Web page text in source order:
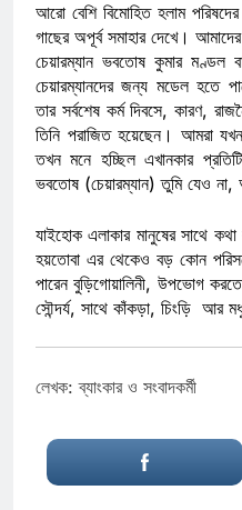
আরো বেশি বিমোহিত হলাম
গাছের অপূর্ব সমাহার দেখে।
চেয়ারম্যান ভবতোষ কুমার মণ্ডল
চেয়ারম্যানদের জন্য মডেল হতে
তার সর্বশেষ কর্ম দিবসে, কারণ,
তিনি পরাজিত হয়েছেন। আমরা
তখন মনে হচ্ছিল এখানকার
ভবতোষ (চেয়ারম্যান) তুমি যেও
যাইহোক এলাকার মানুষের সাথে
হয়তোবা এর থেকেও বড় কোন
পারেন বুড়িগোয়ালিনী, উপভোগ
সৌন্দর্য, সাথে কাঁকড়া, চিংড়ি আর
লেখক: ব্যাংকার ও সংবাদকর্মী